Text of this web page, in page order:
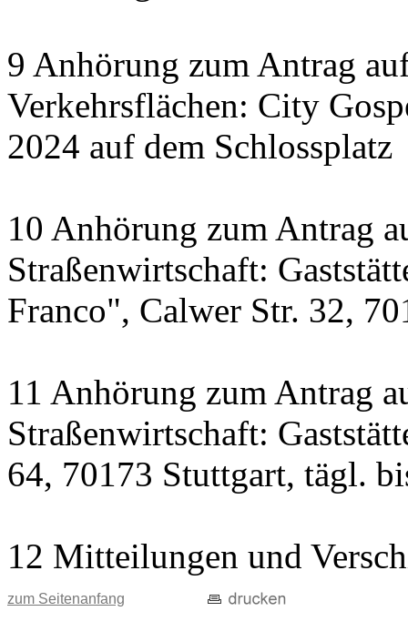
9 Anhörung zum Antrag
Verkehrsflächen: City
2024 auf dem Schlossplatz
10 Anhörung zum Antrag
Straßenwirtschaft:
Franco", Calwer Str. 32,
11 Anhörung zum Antrag
Straßenwirtschaft:
64, 70173 Stuttgart, tägl.
12 Mitteilungen und
zum Seitenanfang